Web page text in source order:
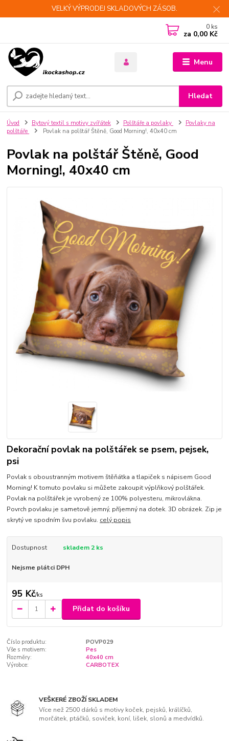
VELKÝ VÝPRODEJ SKLADOVÝCH ZÁSOB.
Menu
Hledat
0 ks
za 0,00 Kč
Úvod Bytový textil s motivy zvířátek Polštáře a povlaky
Povlaky na
polštáře
Povlak na polštář Štěně, Good Morning!, 40x40 cm
Povlak na polštář Štěně, Good
Morning!, 40x40 cm
Dekorační povlak na polštářek se psem, pejsek,
psi
Povlak s oboustranným motivem štěňátka a tlapiček s nápisem Good
Morning! K tomuto povlaku si můžete zakoupit výplňkový polštářek.
Povlak na polštářek je vyrobený ze 100% polyesteru, mikrovlákna.
Povrch povlaku je sametově jemný, příjemný na dotek. 3D obrázek. Zip je
skrytý ve spodním švu povlaku. celý popis
Dostupnost skladem 2 ks
Nejsme plátci DPH
95 Kč/ks
Přidat do košíku
Číslo produktu:
POVP029
Vše s motivem:
Pes
Rozměry:
40x40 cm
Výrobce:
CARBOTEX
VEŠKERÉ ZBOŽÍ SKLADEM
Více než 2500 dárků s motivy koček, pejsků, králíčků,
morčátek, ptáčků, soviček, koní, lišek, slonů a medvídků.